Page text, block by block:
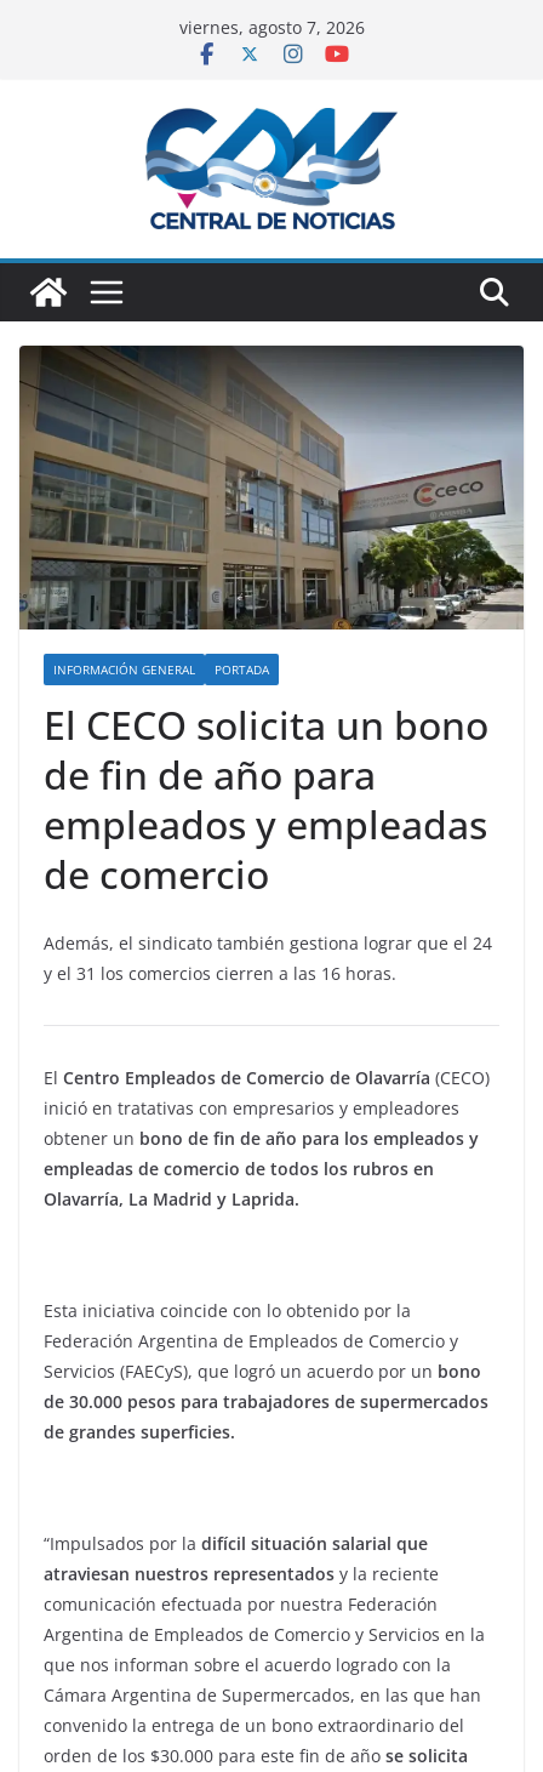
viernes, agosto 7, 2026
INFORMACIÓN GENERAL PORTADA
El CECO solicita un bono
de fin de año para
empleados y empleadas
de comercio
Además, el sindicato también gestiona lograr que el 24
y el 31 los comercios cierren a las 16 horas.
El Centro Empleados de Comercio de Olavarría (CECO)
inició en tratativas con empresarios y empleadores
obtener un bono de fin de año para los empleados y
empleadas de comercio de todos los rubros en
Olavarría, La Madrid y Laprida.
Esta iniciativa coincide con lo obtenido por la
Federación Argentina de Empleados de Comercio y
Servicios (FAECyS), que logró un acuerdo por un bono
de 30.000 pesos para trabajadores de supermercados
de grandes superficies.
“Impulsados por la difícil situación salarial que
atraviesan nuestros representados y la reciente
comunicación efectuada por nuestra Federación
Argentina de Empleados de Comercio y Servicios en la
que nos informan sobre el acuerdo logrado con la
Cámara Argentina de Supermercados, en las que han
convenido la entrega de un bono extraordinario del
orden de los $30.000 para este fin de año se solicita